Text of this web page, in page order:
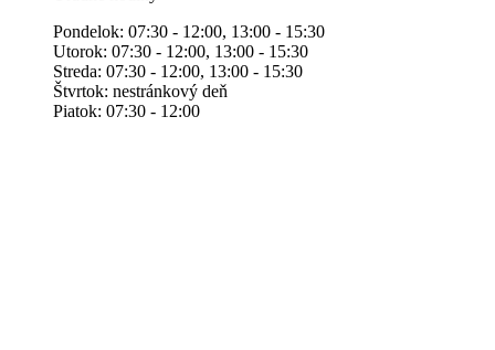
Pondelok: 07:30 - 12:00, 13:00 - 15:30
Utorok: 07:30 - 12:00, 13:00 - 15:30
Streda: 07:30 - 12:00, 13:00 - 15:30
Štvrtok: nestránkový deň
Piatok: 07:30 - 12:00